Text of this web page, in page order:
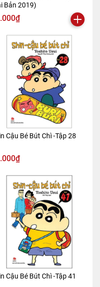
Bản 2019)
Cậu Bé Bút Chì -Tập 28
Cậu Bé Bút Chì -Tập 41